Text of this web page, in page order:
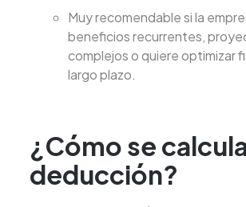
Muy recomendable si la
beneficios recurrentes,
complejos o quiere optimizar
largo plazo.
¿Cómo se
deducción?